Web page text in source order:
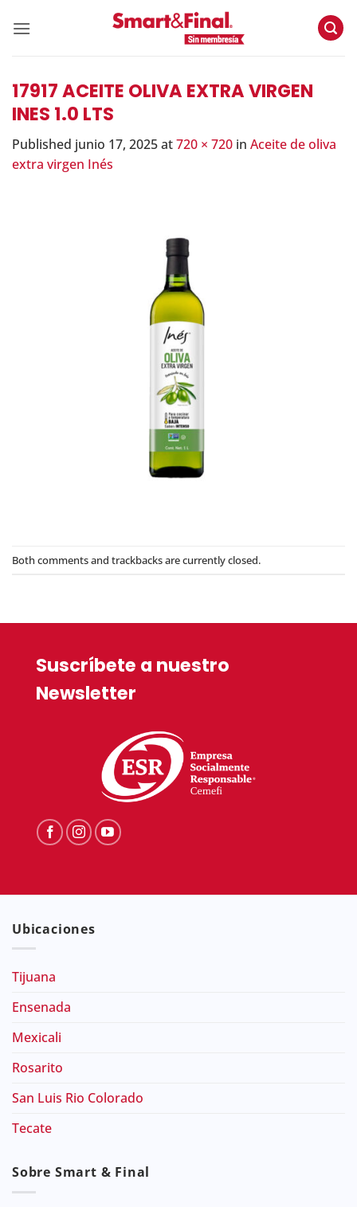
17917 ACEITE OLIVA EXTRA VIRGEN
INES 1.0 LTS
Published junio 17, 2025at720 × 720 in Aceite de oliva
extra virgen Inés
Both comments and trackbacks are currently closed.
Suscríbete a nuestro
Newsletter
Ubicaciones
Tijuana
Ensenada
Mexicali
Rosarito
San Luis Rio Colorado
Tecate
Sobre Smart & Final